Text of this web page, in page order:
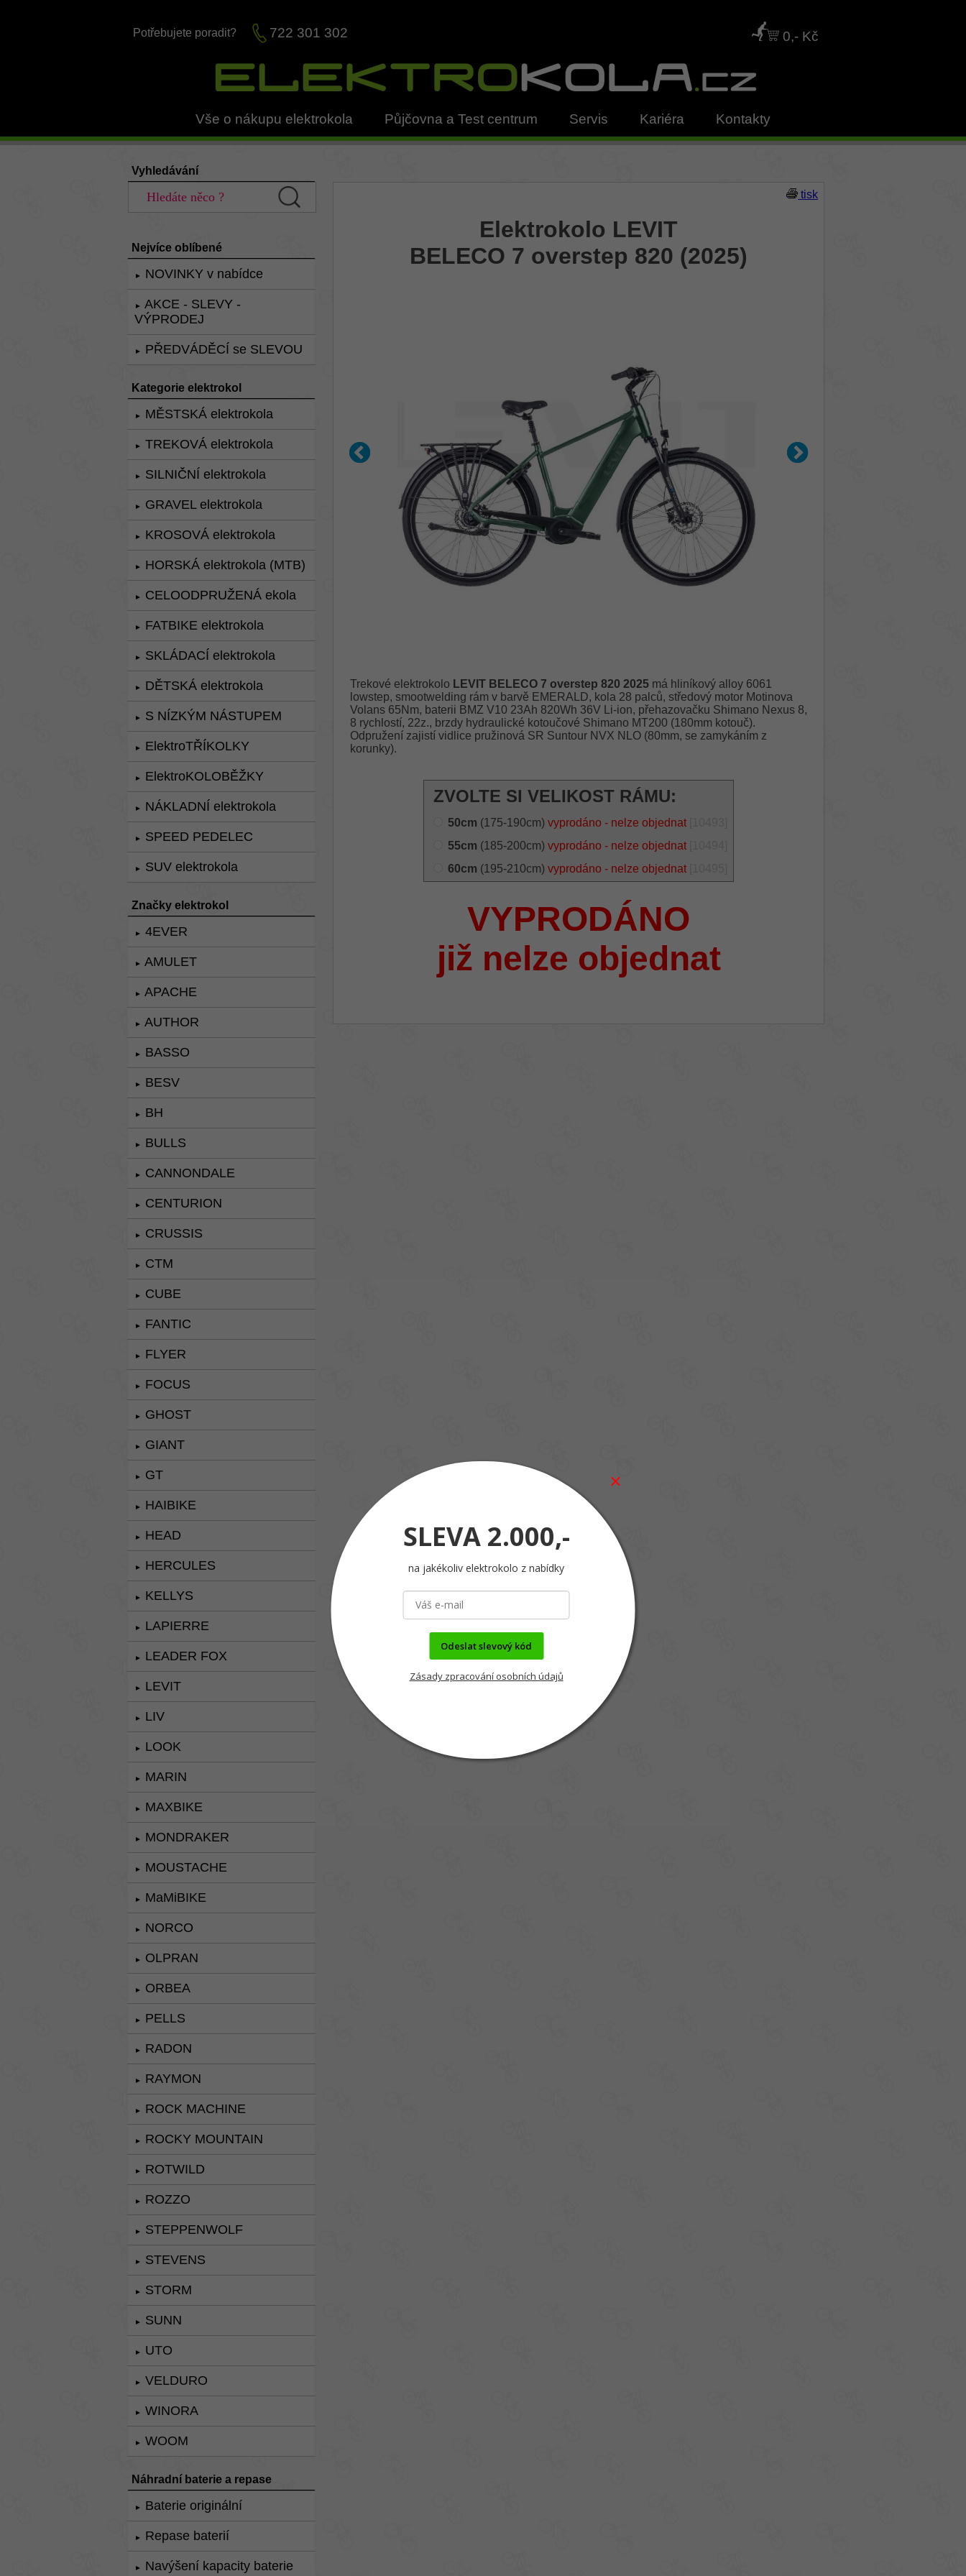
Potřebujete poradit? 722 301 302 0,- Kč
Vše o nákupu elektrokola Půjčovna a Test centrum Servis Kariéra Kontakty
Vyhledávání
Nejvíce oblíbené
► NOVINKY v nabídce
►
AKCE - SLEVY -
VÝPRODEJ
► PŘEDVÁDĚCÍ se SLEVOU
Kategorie elektrokol
► MĚSTSKÁ elektrokola
► TREKOVÁ elektrokola
► SILNIČNÍ elektrokola
► GRAVEL elektrokola
► KROSOVÁ elektrokola
► HORSKÁ elektrokola (MTB)
► CELOODPRUŽENÁ ekola
► FATBIKE elektrokola
► SKLÁDACÍ elektrokola
► DĚTSKÁ elektrokola
► S NÍZKÝM NÁSTUPEM
► ElektroTŘÍKOLKY
► ElektroKOLOBĚŽKY
► NÁKLADNÍ elektrokola
► SPEED PEDELEC
► SUV elektrokola
Značky elektrokol
► 4EVER
► AMULET
► APACHE
► AUTHOR
► BASSO
► BESV
► BH
► BULLS
► CANNONDALE
► CENTURION
► CRUSSIS
► CTM
► CUBE
► FANTIC
► FLYER
► FOCUS
► GHOST
► GIANT
► GT
► HAIBIKE
► HEAD
► HERCULES
► KELLYS
► LAPIERRE
► LEADER FOX
► LEVIT
► LIV
► LOOK
► MARIN
► MAXBIKE
► MONDRAKER
► MOUSTACHE
► MaMiBIKE
► NORCO
► OLPRAN
► ORBEA
► PELLS
► RADON
► RAYMON
► ROCK MACHINE
► ROCKY MOUNTAIN
► ROTWILD
► ROZZO
► STEPPENWOLF
► STEVENS
► STORM
► SUNN
► UTO
► VELDURO
► WINORA
► WOOM
Náhradní baterie a repase
► Baterie originální
► Repase baterií
► Navýšení kapacity baterie
tisk
Elektrokolo LEVIT
BELECO 7 overstep 820 (2025)
Trekové elektrokolo LEVIT BELECO 7 overstep 820 2025má hliníkový alloy 6061
lowstep, smootwelding rám v barvě EMERALD, kola 28 palců, středový motor Motinova
Volans 65Nm, baterii BMZ V10 23Ah 820Wh 36V Li-ion, přehazovačku Shimano Nexus 8,
8 rychlostí, 22z., brzdy hydraulické kotoučové Shimano MT200 (180mm kotouč).
Odpružení zajistí vidlice pružinová SR Suntour NVX NLO (80mm, se zamykáním z
korunky).
ZVOLTE SI VELIKOST RÁMU:
50cm (175-190cm) vyprodáno - nelze objednat
55cm (185-200cm) vyprodáno - nelze objednat
60cm (195-210cm) vyprodáno - nelze objednat
VYPRODÁNO
již nelze objednat
SLEVA 2.000,-
na jakékoliv elektrokolo z nabídky
Odeslat slevový kód
Zásady zpracování osobních údajů